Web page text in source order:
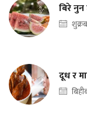
बिरे
दूध र